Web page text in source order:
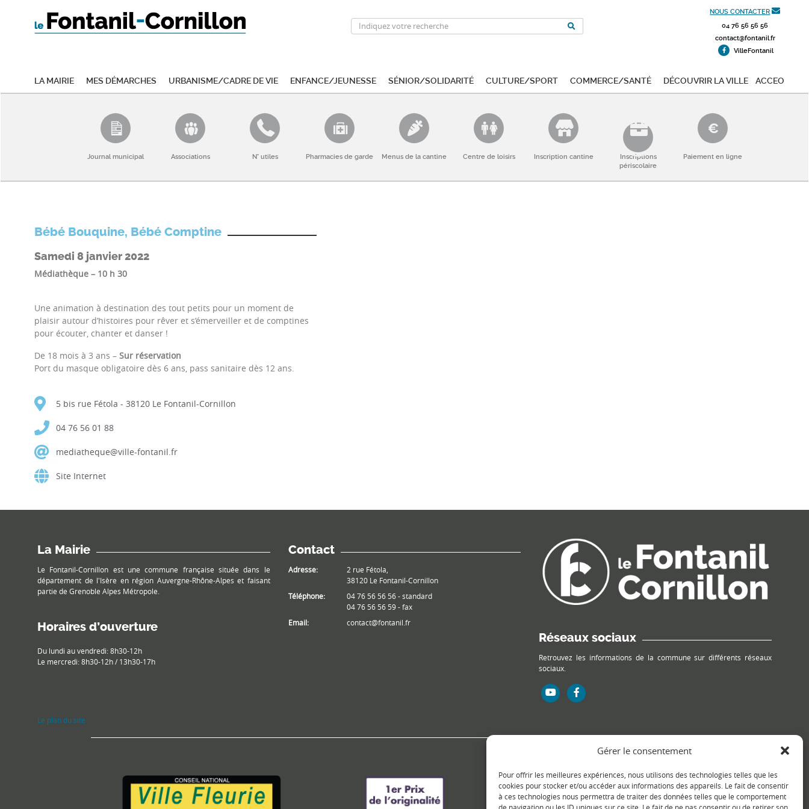
Gérer le consentement
Pour offrir les meilleures expériences, nous utilisons des technologies telles que les
cookies pour stocker et/ou accéder aux informations des appareils. Le fait de consentir
à ces technologies nous permettra de traiter des données telles que le comportement
NOUS CONTACTER
04 76 56 56 56
contact@fontanil.fr
VilleFontanil
La mairie Mes démarches Urbanisme/Cadre de vie Enfance/Jeunesse Sénior/Solidarité Culture/Sport Commerce/Santé Découvrir la ville ACCEO
Journal municipal Associations N° utiles Pharmacies de garde Menus de la cantine Centre de loisirs Inscription cantine
Inscriptions
périscolaire
Paiement en ligne
Bébé Bouquine, Bébé Comptine
Samedi 8 janvier 2022
Médiathèque – 10 h 30
Une animation à destination des tout petits pour un moment de
plaisir autour d’histoires pour rêver et s’émerveiller et de comptines
pour écouter, chanter et danser !
De 18 mois à 3 ans – Sur réservation
Port du masque obligatoire dès 6 ans, pass sanitaire dès 12 ans.
5 bis rue Fétola - 38120 Le Fontanil-Cornillon
04 76 56 01 88
mediatheque@ville-fontanil.fr
Site Internet
La Mairie
Le Fontanil-Cornillon est une commune française située dans le
département de l'Isère en région Auvergne-Rhône-Alpes et faisant
partie de Grenoble Alpes Métropole.
Horaires d’ouverture
Du lundi au vendredi: 8h30-12h
Le mercredi: 8h30-12h / 13h30-17h
Contact
Adresse:
2 rue Fétola,
38120 Le Fontanil-Cornillon
Téléphone:
04 76 56 56 56 - standard
04 76 56 56 59 - fax
Email:
contact@fontanil.fr
Réseaux sociaux
Retrouvez les informations de la commune sur différents réseaux
sociaux.
Le plan du site